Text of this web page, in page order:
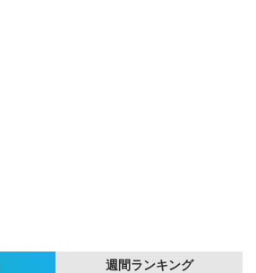
週間ランキング